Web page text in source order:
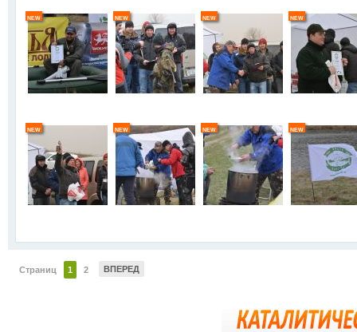
new new new new
new new new new
Страниц 1 2 ВПЕРЕД